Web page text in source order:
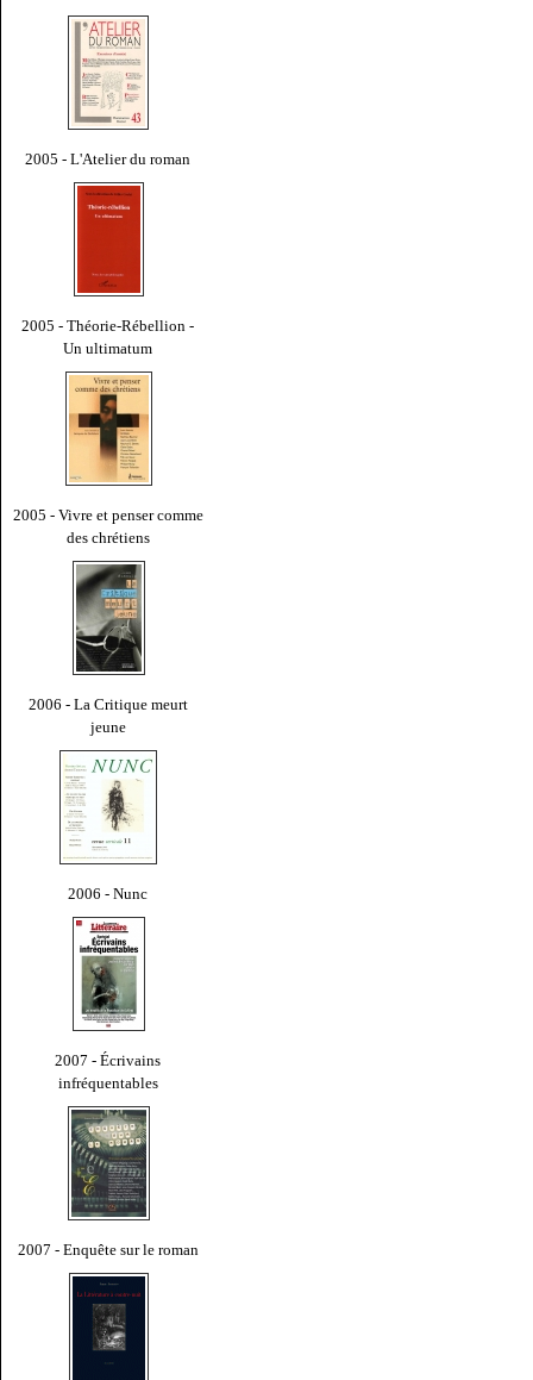
2005 - L'Atelier du roman
2005 - Théorie-Rébellion -
Un ultimatum
2005 - Vivre et penser comme
des chrétiens
2006 - La Critique meurt
jeune
2006 - Nunc
2007 - Écrivains
infréquentables
2007 - Enquête sur le roman